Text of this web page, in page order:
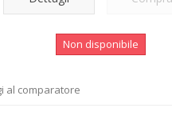
Non disponibile
al comparatore